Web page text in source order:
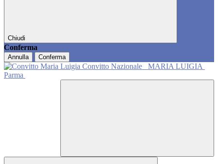
Chiudi
Conferma
Annulla Conferma
Convitto Nazionale
MARIA LUIGIA
Parma